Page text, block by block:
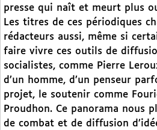
presse qui naît et meurt plus
Les titres de ces périodiques
rédacteurs aussi, même si
faire vivre ces outils de
socialistes, comme Pierre
d’un homme, d’un penseur
projet, le soutenir comme
Proudhon. Ce panorama nous
de combat et de diffusion